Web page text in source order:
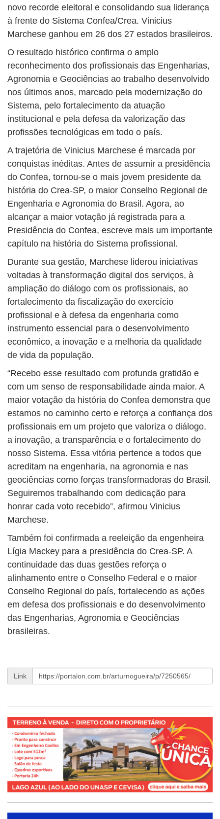
novo recorde eleitoral e consolidando sua liderança
à frente do Sistema Confea/Crea. Vinicius
Marchese ganhou em 26 dos 27 estados brasileiros.
O resultado histórico confirma o amplo
reconhecimento dos profissionais das Engenharias,
Agronomia e Geociências ao trabalho desenvolvido
nos últimos anos, marcado pela modernização do
Sistema, pelo fortalecimento da atuação
institucional e pela defesa da valorização das
profissões tecnológicas em todo o país.
A trajetória de Vinicius Marchese é marcada por
conquistas inéditas. Antes de assumir a presidência
do Confea, tornou-se o mais jovem presidente da
história do Crea-SP, o maior Conselho Regional de
Engenharia e Agronomia do Brasil. Agora, ao
alcançar a maior votação já registrada para a
Presidência do Confea, escreve mais um importante
capítulo na história do Sistema profissional.
Durante sua gestão, Marchese liderou iniciativas
voltadas à transformação digital dos serviços, à
ampliação do diálogo com os profissionais, ao
fortalecimento da fiscalização do exercício
profissional e à defesa da engenharia como
instrumento essencial para o desenvolvimento
econômico, a inovação e a melhoria da qualidade
de vida da população.
“Recebo esse resultado com profunda gratidão e
com um senso de responsabilidade ainda maior. A
maior votação da história do Confea demonstra que
estamos no caminho certo e reforça a confiança dos
profissionais em um projeto que valoriza o diálogo,
a inovação, a transparência e o fortalecimento do
nosso Sistema. Essa vitória pertence a todos que
acreditam na engenharia, na agronomia e nas
geociências como forças transformadoras do Brasil.
Seguiremos trabalhando com dedicação para
honrar cada voto recebido”, afirmou Vinicius
Marchese.
Também foi confirmada a reeleição da engenheira
Lígia Mackey para a presidência do Crea-SP. A
continuidade das duas gestões reforça o
alinhamento entre o Conselho Federal e o maior
Conselho Regional do país, fortalecendo as ações
em defesa dos profissionais e do desenvolvimento
das Engenharias, Agronomia e Geociências
brasileiras.
Link